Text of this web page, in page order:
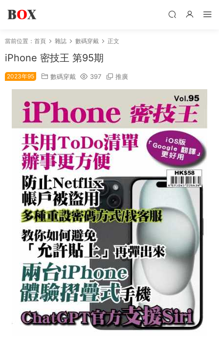
當前位置： 首頁 雜誌 數碼穿戴 正文
iPhone 密技王 第95期
2023年95 數碼穿戴 397 推廣